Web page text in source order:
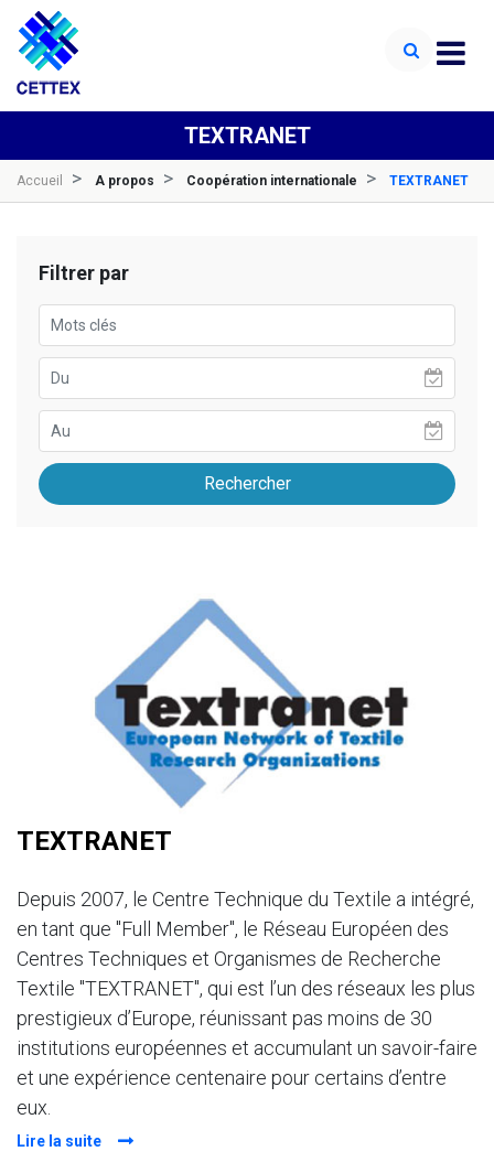
TEXTRANET
Accueil A propos Coopération internationale TEXTRANET
Filtrer par
Rechercher
TEXTRANET
Depuis 2007, le Centre Technique du Textile a intégré,
en tant que "Full Member", le Réseau Européen des
Centres Techniques et Organismes de Recherche
Textile "TEXTRANET", qui est l’un des réseaux les plus
prestigieux d’Europe, réunissant pas moins de 30
institutions européennes et accumulant un savoir-faire
et une expérience centenaire pour certains d’entre
eux.
Lire la suite